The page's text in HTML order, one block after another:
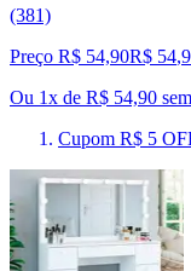
(381)
Preço R$ 54,90R$ 54,
Ou 1x de R$ 54,90
Cupom R$ 5